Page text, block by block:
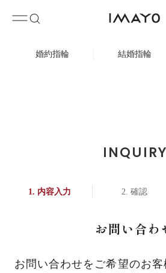
婚約指輪 結婚指輪
INQUIRY
内容入力 確認
お問い合わ
お問い合わせをご希望のお客